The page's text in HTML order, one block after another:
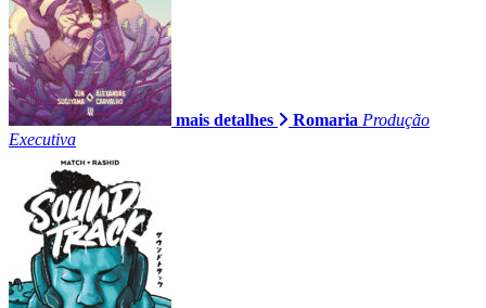
mais detalhes Romaria Produção
Executiva